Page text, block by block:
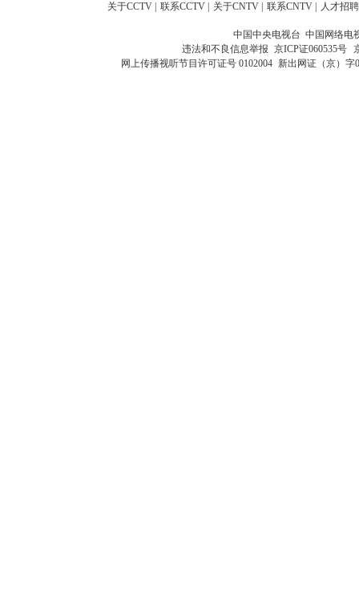
关于CCTV 联系CCTV 关于CNTV 联系CNTV 人才招聘
中国中央电视台 中国网络电
违法和不良信息举报 京ICP证060535号
网上传播视听节目许可证号 0102004 新出网证（京）